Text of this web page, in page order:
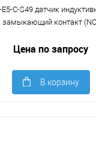
E5-C-S49 датчик
замыкающий контакт
Цена по запросу
В корзину